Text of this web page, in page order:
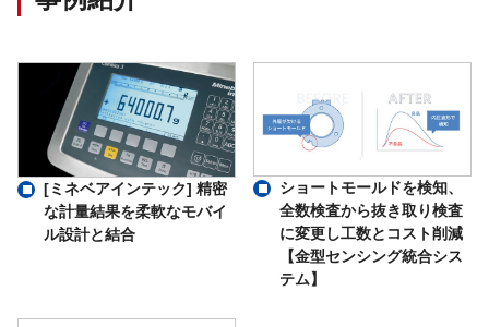
[ミネベアインテック] 精密
な計量結果を柔軟なモバイ
ル設計と結合
ショートモールドを検知、
全数検査から抜き取り検査
に変更し工数とコスト削減
【金型センシング統合シス
テム】